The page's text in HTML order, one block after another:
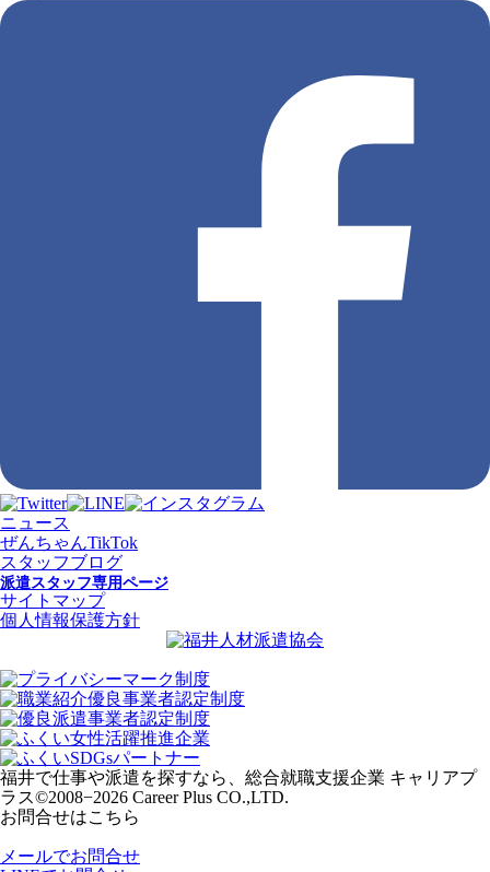
ニュース
ぜんちゃんTikTok
スタッフブログ
派遣スタッフ専用ページ
サイトマップ
個人情報保護方針
福井で仕事や派遣を探すなら、総合就職支援企業 キャリアプ
ラス©2008−2026 Career Plus CO.,LTD.
お問合せはこちら
メールでお問合せ